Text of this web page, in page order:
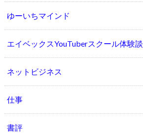
ゆーいちマインド
エイベックスYouTuberスクール体験談
ネットビジネス
仕事
書評